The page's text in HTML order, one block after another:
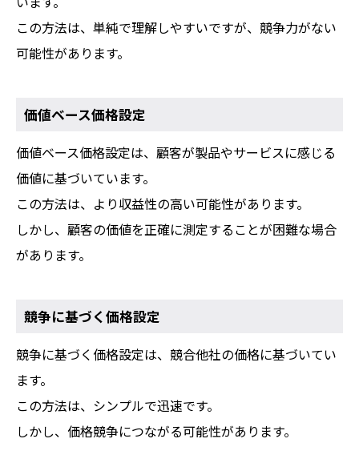
この方法は、単純で理解しやすいですが、競争力がない
可能性があります。
価値ベース価格設定
価値ベース価格設定は、顧客が製品やサービスに感じる
価値に基づいています。
この方法は、より収益性の高い可能性があります。
しかし、顧客の価値を正確に測定することが困難な場合
があります。
競争に基づく価格設定
競争に基づく価格設定は、競合他社の価格に基づいてい
ます。
この方法は、シンプルで迅速です。
しかし、価格競争につながる可能性があります。